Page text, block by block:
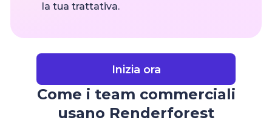
la tua trattativa.
Inizia ora
Come i team commerciali
usano Renderforest